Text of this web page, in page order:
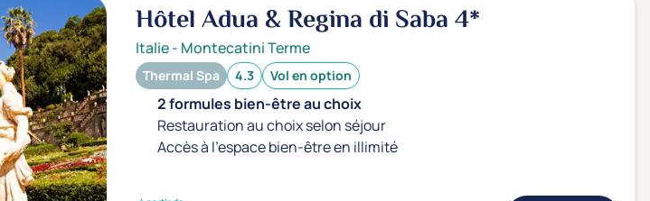
Hôtel Adua & Regina di Saba4*
Italie- Montecatini Terme
Thermal Spa 4.3 Vol en option
2 formules bien-être au choix
Restauration au choix selon séjour
Accès à l'espace bien-être en illimité